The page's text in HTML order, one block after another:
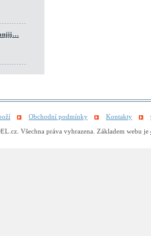
Obchodní podmínky Kontakty
Všechna práva vyhrazena. Základem webu je